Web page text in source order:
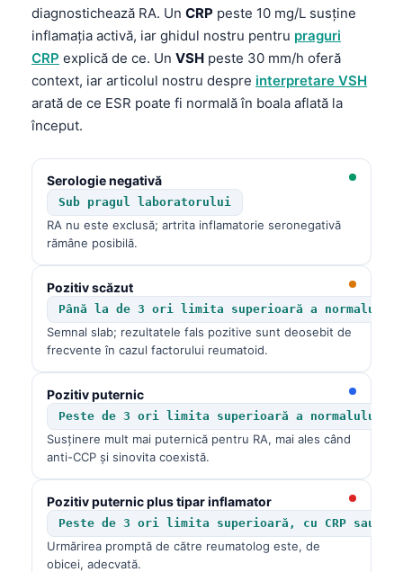
diagnostichează RA. Un CRP peste 10 mg/L susține
inflamația activă, iar ghidul nostru pentru praguri
CRP explică de ce. Un VSH peste 30 mm/h oferă
context, iar articolul nostru despre interpretare VSH
arată de ce ESR poate fi normală în boala aflată la
început.
Serologie negativă
Sub pragul laboratorului
RA nu este exclusă; artrita inflamatorie seronegativă
rămâne posibilă.
Pozitiv scăzut
Până la de 3 ori limita superioară a normalului
Semnal slab; rezultatele fals pozitive sunt deosebit de
frecvente în cazul factorului reumatoid.
Pozitiv puternic
Peste de 3 ori limita superioară a normalului
Susținere mult mai puternică pentru RA, mai ales când
anti-CCP și sinovita coexistă.
Pozitiv puternic plus tipar inflamator
Peste de 3 ori limita superioară, cu CRP sau
Urmărirea promptă de către reumatolog este, de
obicei, adecvată.
Bahasa Melayu
Tiếng Việt
ไทย
ဗမာစာ
ភាសាខ្មែរ
Kiswahili
አማርኛ
Українська
O‘zbekcha
Català
Қазақ тілі
Suomi
Hrvatski
Slovenčina
پښتو
سنڌي
සිංහල